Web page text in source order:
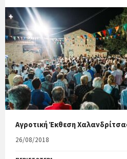
Αγροτική Έκθεση
26/08/2018